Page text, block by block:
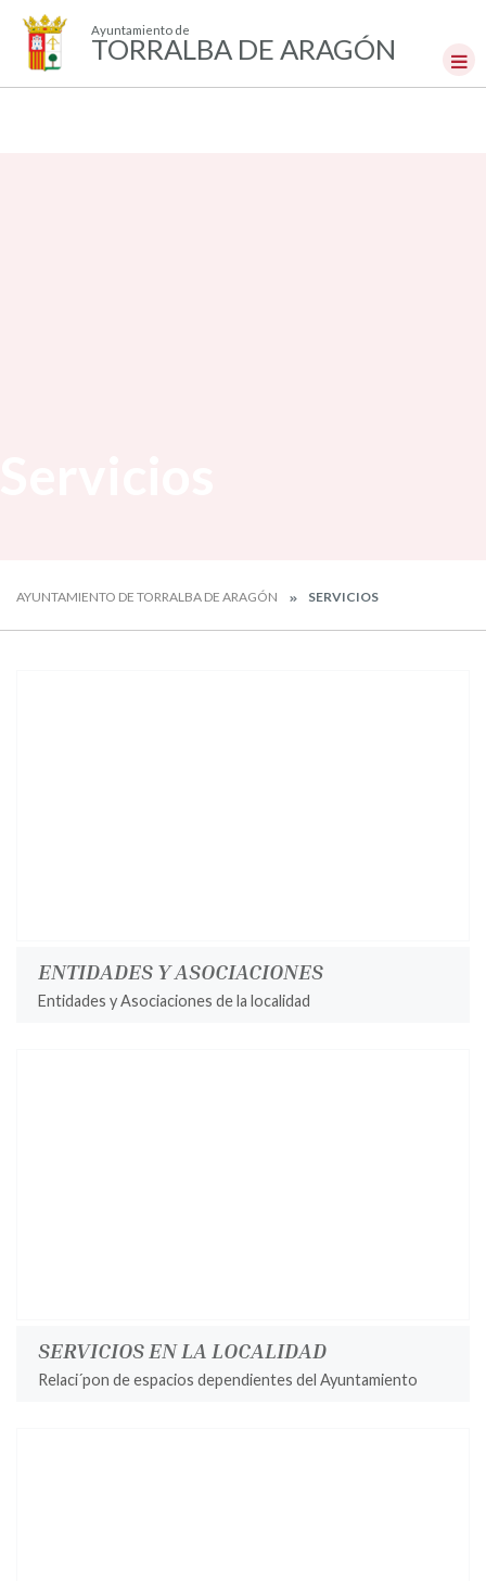
Ayuntamiento de
TORRALBA DE ARAGÓN
AYUNTAMIENTO DE TORRALBA DE ARAGÓN SERVICIOS
ENTIDADES Y ASOCIACIONES
Entidades y Asociaciones de la localidad
SERVICIOS EN LA LOCALIDAD
Relaci´pon de espacios dependientes del Ayuntamiento